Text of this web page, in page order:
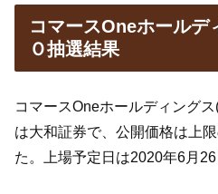
コマースOneホールデ
Ｏ抽選結果
コマースOneホールディング
は大和証券で、公開価格は上
た。上場予定日は2020年6月26